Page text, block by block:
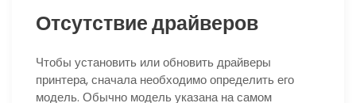
Отсутствие драйверов
Чтобы установить или обновить драйверы
принтера, сначала необходимо определить его
модель. Обычно модель указана на самом